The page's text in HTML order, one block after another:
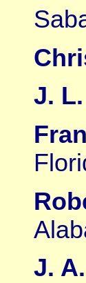
J.
J.